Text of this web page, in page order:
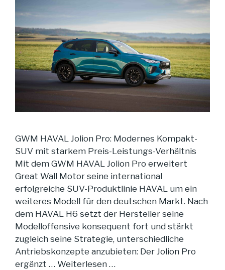
GWM HAVAL Jolion Pro: Modernes Kompakt-
SUV mit starkem Preis-Leistungs-Verhältnis
Mit dem GWM HAVAL Jolion Pro erweitert
Great Wall Motor seine international
erfolgreiche SUV-Produktlinie HAVAL um ein
weiteres Modell für den deutschen Markt. Nach
dem HAVAL H6 setzt der Hersteller seine
Modelloffensive konsequent fort und stärkt
zugleich seine Strategie, unterschiedliche
Antriebskonzepte anzubieten: Der Jolion Pro
ergänzt … Weiterlesen …